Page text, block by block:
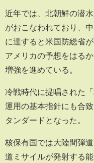
近年では、北朝鮮の潜
がおこなわれており、
に達すると米国防総省が
アメリカの予想をはる
増強を進めている。
冷戦時代に提唱された
運用の基本指針にも合
タンダードとなった。
核保有国では大陸間弾
道ミサイルが発射する